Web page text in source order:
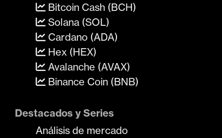
Bitcoin Cash (BCH)
Solana (SOL)
Cardano (ADA)
Hex (HEX)
Avalanche (AVAX)
Binance Coin (BNB)
Destacados y Series
Análisis de mercado